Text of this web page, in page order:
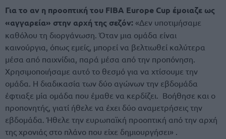
Για το αν η προοπτική του FIBA Europe Cup έμοιαζε ως
«αγγαρεία» στην αρχή της σεζόν: «Δεν υποτιμήσαμε
καθόλου τη διοργάνωση. Όταν μια ομάδα είναι
καινούργια, όπως εμείς, μπορεί να βελτιωθεί καλύτερα
μέσα από παιχνίδια, παρά μέσα από την προπόνηση.
Χρησιμοποιήσαμε αυτό το θεσμό για να χτίσουμε την
ομάδα. Η διαδικασία των δύο αγώνων την εβδομάδα
έφτιαξε μία ομάδα που έμαθε να κερδίζει. Βοήθησε και ο
προπονητής, γιατί ήθελε να έχει δύο αναμετρήσεις την
εβδομάδα. Ήθελε την ευρωπαϊκή προοπτική από την αρχή
της χρονιάς στο πλάνο που είχε δημιουργήσει» .